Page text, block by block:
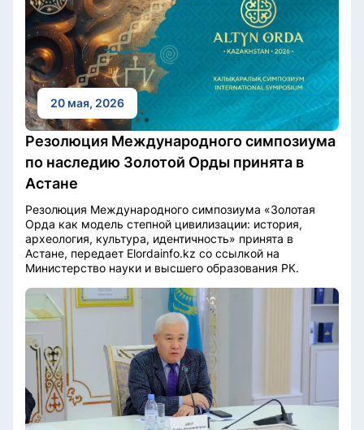
20 мая, 2026
Резолюция Международного симпозиума
по наследию Золотой Орды принята в
Астане
Резолюция Международного симпозиума «Золотая
Орда как модель степной цивилизации: история,
археология, культура, идентичность» принята в
Астане, передает Elordainfo.kz со ссылкой на
Министерство науки и высшего образования РК.